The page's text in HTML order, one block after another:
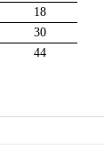
18
30
44